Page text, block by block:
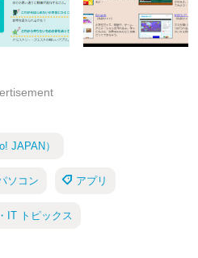
JAPAN）
ソコン アプリ
IT トピックス